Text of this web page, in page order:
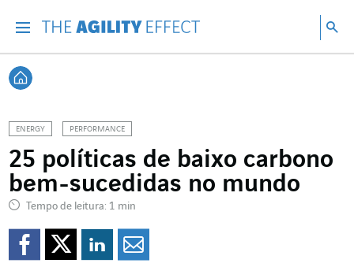
Voltar à página inicial
ENERGY PERFORMANCE
25 políticas de baixo carbono
bem-sucedidas no mundo
Tempo de leitura: 1 min
Compartilhar no
Compartilhar no
Compartilhar no